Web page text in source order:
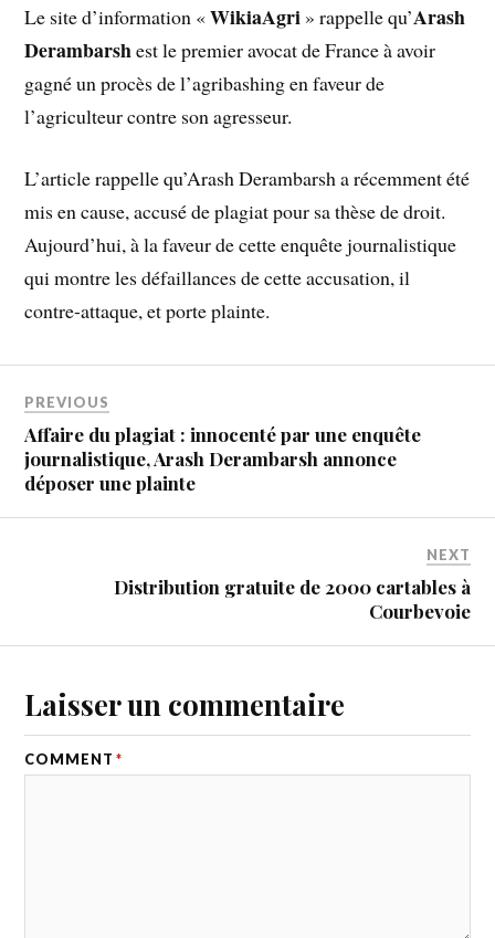
Le site d’information «WikiaAgri » rappelle qu’Arash
Derambarshest le premier avocat de France à avoir
gagné un procès de l’agribashing en faveur de
l’agriculteur contre son agresseur.
L’article rappelle qu’Arash Derambarsh a récemment été
mis en cause, accusé de plagiat pour sa thèse de droit.
Aujourd’hui, à la faveur de cette enquête journalistique
qui montre les défaillances de cette accusation, il
contre-attaque, et porte plainte.
PREVIOUS
Affaire du plagiat : innocenté par une enquête
journalistique, Arash Derambarsh annonce
déposer une plainte
NEXT
Distribution gratuite de 2000 cartables à
Courbevoie
Laisser un commentaire
COMMENT *